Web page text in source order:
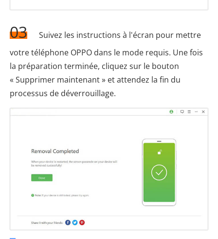
03
Suivez les instructions à l'écran pour mettre
votre téléphone OPPO dans le mode requis. Une fois
la préparation terminée, cliquez sur le bouton
« Supprimer maintenant » et attendez la fin du
processus de déverrouillage.